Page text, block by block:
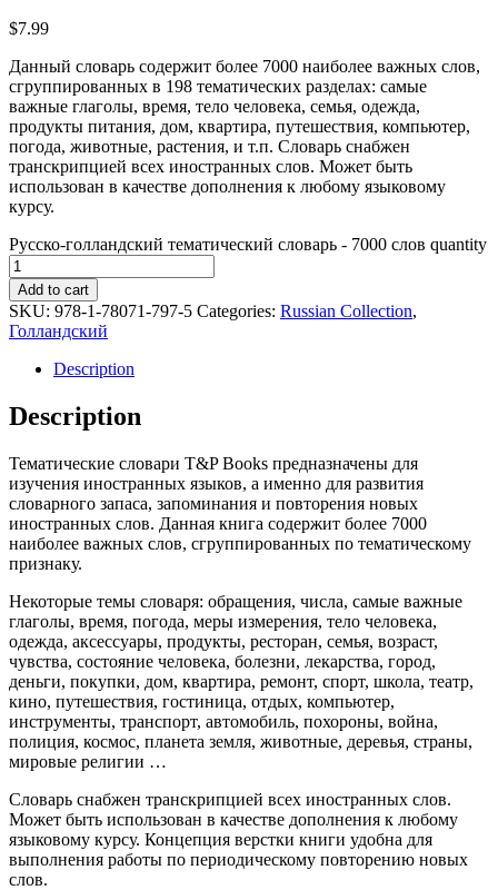
$7.99
Данный словарь содержит более 7000 наиболее важных слов,
сгруппированных в 198 тематических разделах: самые
важные глаголы, время, тело человека, семья, одежда,
продукты питания, дом, квартира, путешествия, компьютер,
погода, животные, растения, и т.п. Словарь снабжен
транскрипцией всех иностранных слов. Может быть
использован в качестве дополнения к любому языковому
курсу.
Русско-голландский тематический словарь - 7000 слов quantity
Add to cart
SKU: 978-1-78071-797-5 Categories: Russian Collection,
Голландский
Description
Description
Тематические словари T&P Books предназначены для
изучения иностранных языков, а именно для развития
словарного запаса, запоминания и повторения новых
иностранных слов. Данная книга содержит более 7000
наиболее важных слов, сгруппированных по тематическому
признаку.
Некоторые темы словаря: обращения, числа, самые важные
глаголы, время, погода, меры измерения, тело человека,
одежда, аксессуары, продукты, ресторан, семья, возраст,
чувства, состояние человека, болезни, лекарства, город,
деньги, покупки, дом, квартира, ремонт, спорт, школа, театр,
кино, путешествия, гостиница, отдых, компьютер,
инструменты, транспорт, автомобиль, похороны, война,
полиция, космос, планета земля, животные, деревья, страны,
мировые религии …
Словарь снабжен транскрипцией всех иностранных слов.
Может быть использован в качестве дополнения к любому
языковому курсу. Концепция верстки книги удобна для
выполнения работы по периодическому повторению новых
слов.